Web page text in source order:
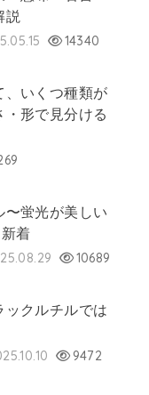
説
14340
、いくつ種類が
形で見分ける
蛍光が美しい
着
10689
クルチルでは
9472